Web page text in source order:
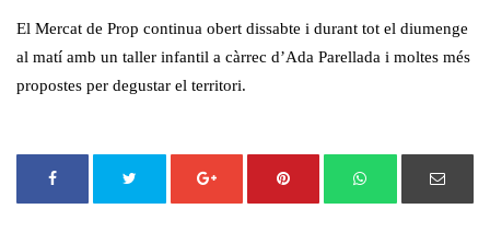
El Mercat de Prop continua obert dissabte i durant tot el diumenge
al matí amb un taller infantil a càrrec d’Ada Parellada i moltes més
propostes per degustar el territori.